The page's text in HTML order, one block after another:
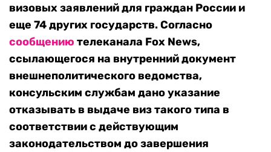
визовых заявлений для граждан России и
еще 74 других государств. Согласно
сообщению телеканала Fox News,
ссылающегося на внутренний документ
внешнеполитического ведомства,
консульским службам дано указание
отказывать в выдаче виз такого типа в
соответствии с действующим
законодательством до завершения